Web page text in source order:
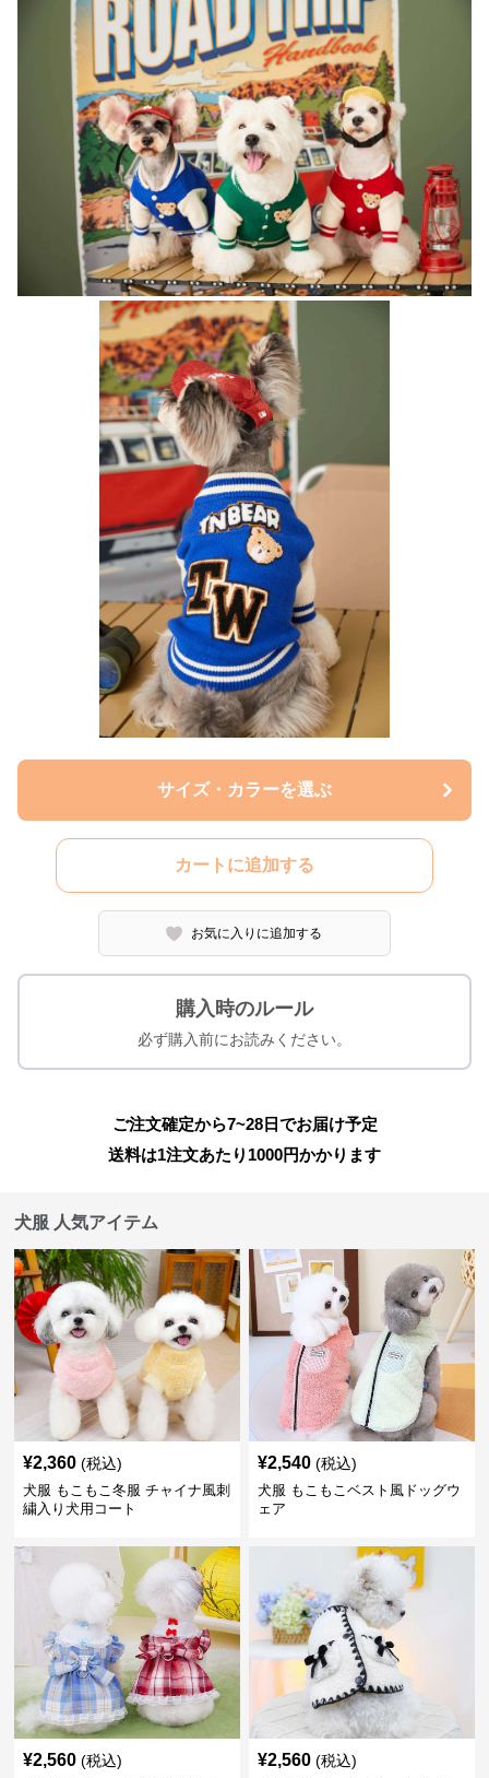
サイズ・カラーを選ぶ
カートに追加する
お気に入りに追加する
購入時のルール
必ず購入前にお読みください。
ご注文確定から7~28日でお届け予定
送料は1注文あたり 1000円かかります
犬服 人気アイテム
¥2,360 (税込)
犬服 もこもこ冬服 チャイナ風刺
繍入り犬用コート
¥2,540 (税込)
犬服 もこもこベスト風ドッグウ
ェア
¥2,560 (税込) ¥2,560 (税込)